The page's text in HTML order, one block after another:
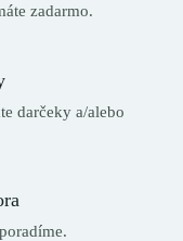
zadarmo.
darčeky a/alebo